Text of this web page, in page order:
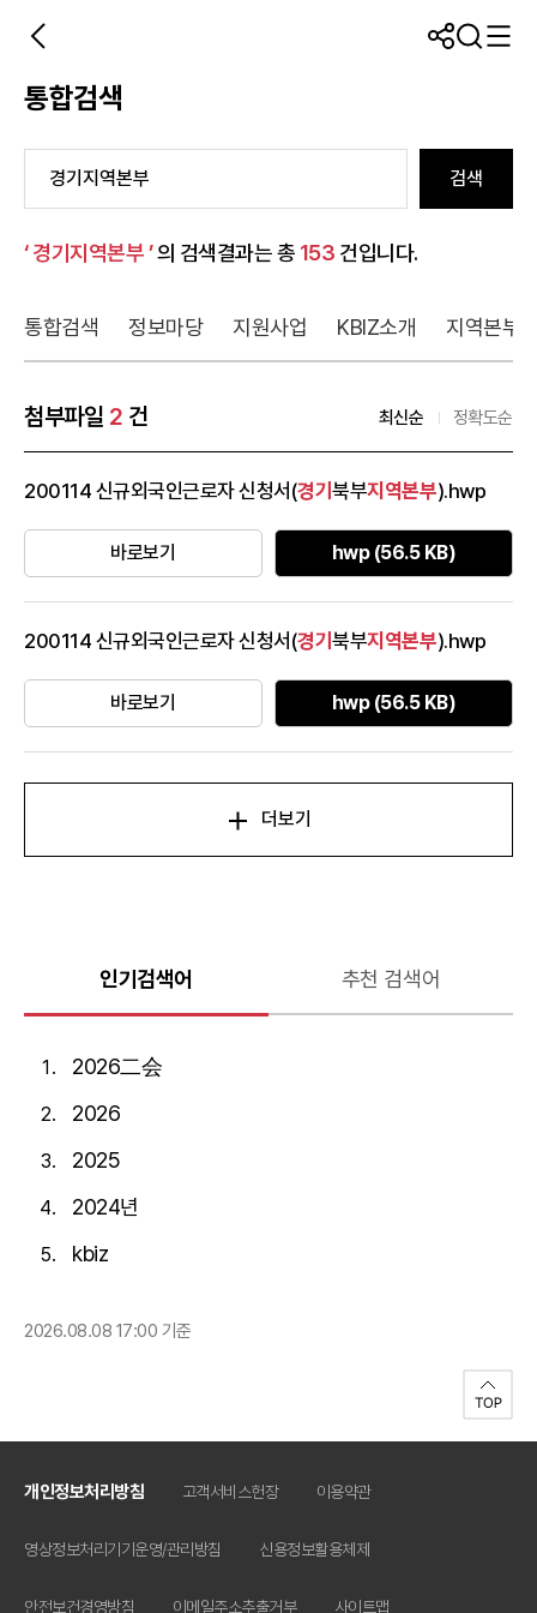
통합검색
검색
‘ 경기지역본부 ’의 검색결과는 총 153 건입니다.
통합검색 정보마당 지원사업 KBIZ소개 지역본부
첨부파일 2 건 최신순 정확도순
200114 신규외국인근로자 신청서(경기북부지역본부).hwp
바로보기 hwp (56.5 KB)
200114 신규외국인근로자 신청서(경기북부지역본부).hwp
바로보기 hwp (56.5 KB)
더보기
인기검색어 추천 검색어
2026二会
2026
2025
2024년
kbiz
2026.08.08 17:00 기준
개인정보처리방침 고객서비스헌장 이용약관
영상정보처리기기운영/관리방침 신용정보활용체제
안전보건경영방침 이메일주소추출거부 사이트맵